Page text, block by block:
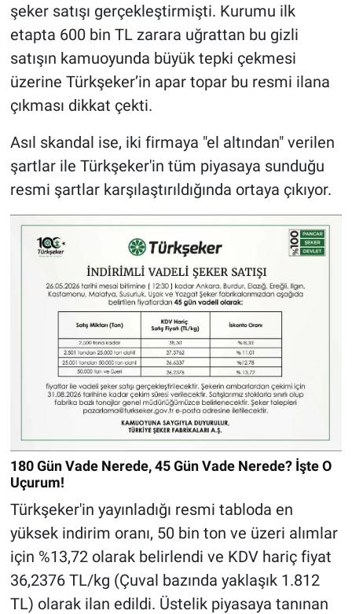
şeker satışı gerçekleştirmişti. Kurumu ilk
etapta 600 bin TL zarara uğrattan bu gizli
satışın kamuoyunda büyük tepki çekmesi
üzerine Türkşeker’in apar topar bu resmi ilana
çıkması dikkat çekti.
Asıl skandal ise, iki firmaya "el altından" verilen
şartlar ile Türkşeker'in tüm piyasaya sunduğu
resmi şartlar karşılaştırıldığında ortaya çıkıyor.
180 Gün Vade Nerede, 45 Gün Vade Nerede? İşte O
Uçurum!
Türkşeker'in yayınladığı resmi tabloda en
yüksek indirim oranı, 50 bin ton ve üzeri alımlar
için %13,72 olarak belirlendi ve KDV hariç fiyat
36,2376 TL/kg (Çuval bazında yaklaşık 1.812
TL) olarak ilan edildi. Üstelik piyasaya tanınan